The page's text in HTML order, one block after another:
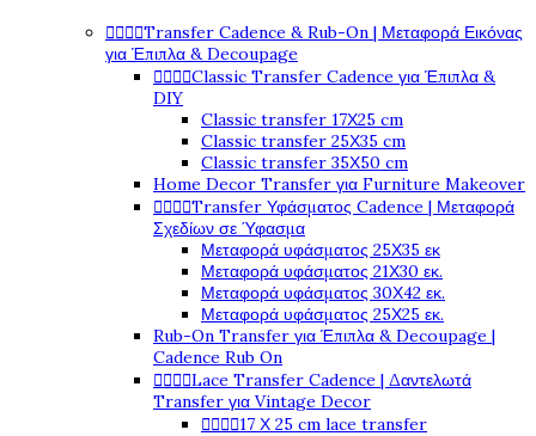
Transfer Cadence & Rub-On | Μεταφορά Εικόνας
για Έπιπλα & Decoupage
Classic Transfer Cadence για Έπιπλα &
DIY
Classic transfer 17Χ25 cm
Classic transfer 25Χ35 cm
Classic transfer 35Χ50 cm
Home Decor Transfer για Furniture Makeover
Transfer Υφάσματος Cadence | Μεταφορά
Σχεδίων σε Ύφασμα
Μεταφορά υφάσματος 25Χ35 εκ
Μεταφορά υφάσματος 21Χ30 εκ.
Μεταφορά υφάσματος 30Χ42 εκ.
Μεταφορά υφάσματος 25Χ25 εκ.
Rub-On Transfer για Έπιπλα & Decoupage |
Cadence Rub On
Lace Transfer Cadence | Δαντελωτά
Transfer για Vintage Decor
17 Χ 25 cm lace transfer